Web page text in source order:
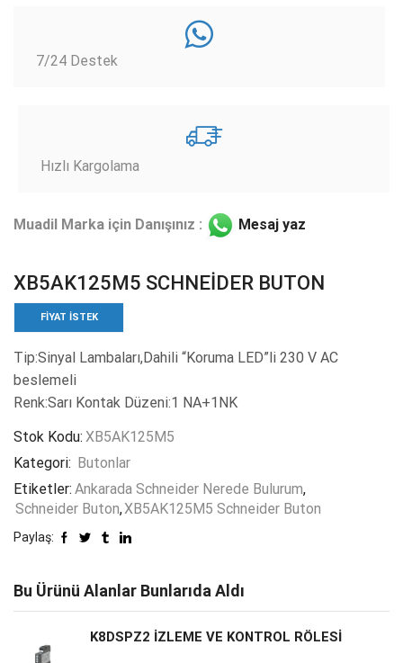
7/24 Destek
Hızlı Kargolama
Muadil Marka için Danışınız : Mesaj yaz
XB5AK125M5 SCHNEİDER BUTON
FIYAT ISTEK
Tip:Sinyal Lambaları,Dahili “Koruma LED”li 230 V AC
beslemeli
Renk:Sarı Kontak Düzeni:1 NA+1NK
Stok Kodu: XB5AK125M5
Kategori: Butonlar
Etiketler: Ankarada Schneider Nerede Bulurum,
Schneider Buton,XB5AK125M5 Schneider Buton
Paylaş:
Bu Ürünü Alanlar Bunlarıda Aldı
K8DSPZ2 İZLEME VE KONTROL RÖLESİ